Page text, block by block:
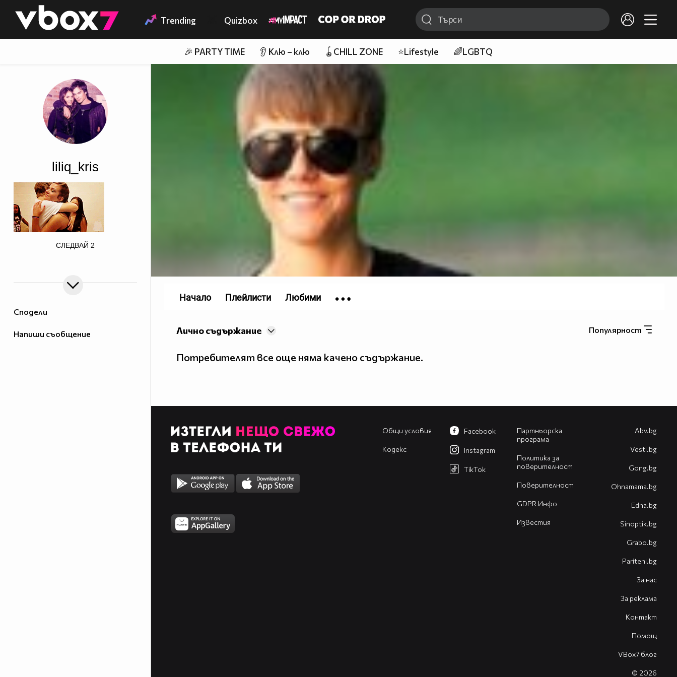
👾 Trending Quizbox
🎉 PARTY TIME 👂 Клю – клю 🪀CHILL ZONE ⭐Lifestyle 🌈LGBTQ
Сподели
Напиши съобщение
liliq_kris
href="http://photobucket.com/images/justin
СЛЕДВАЙ 2
Популярност
Лично съдържание
Потребителят все още няма качено съдържание.
Начало Плейлисти Любими
Общи условия
Кодекс
Партньорска
програма
Политика за
поверителност
Поверителност
GDPR Инфо
Известия
Facebook
Instagram
TikTok
Abv.bg
Vesti.bg
Gong.bg
Оhnamama.bg
Edna.bg
Sinoptik.bg
Grabo.bg
Pariteni.bg
За нас
За реклама
Контакт
Помощ
VBox7 блог
© 2026